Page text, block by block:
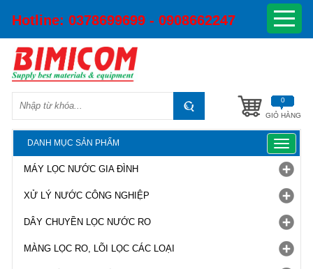
Hotline: 0378699699 - 0908662247
GIỎ HÀNG
0
DANH MỤC SẢN PHẨM
Toggle
MÁY LỌC NƯỚC GIA ĐÌNH
XỬ LÝ NƯỚC CÔNG NGHIỆP
DÂY CHUYỀN LỌC NƯỚC RO
MÀNG LỌC RO, LÕI LỌC CÁC LOẠI